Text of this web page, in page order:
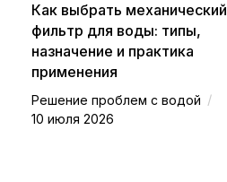
Как выбрать механический
фильтр для воды: типы,
назначение и практика
применения
Решение проблем с водой /
10 июля 2026